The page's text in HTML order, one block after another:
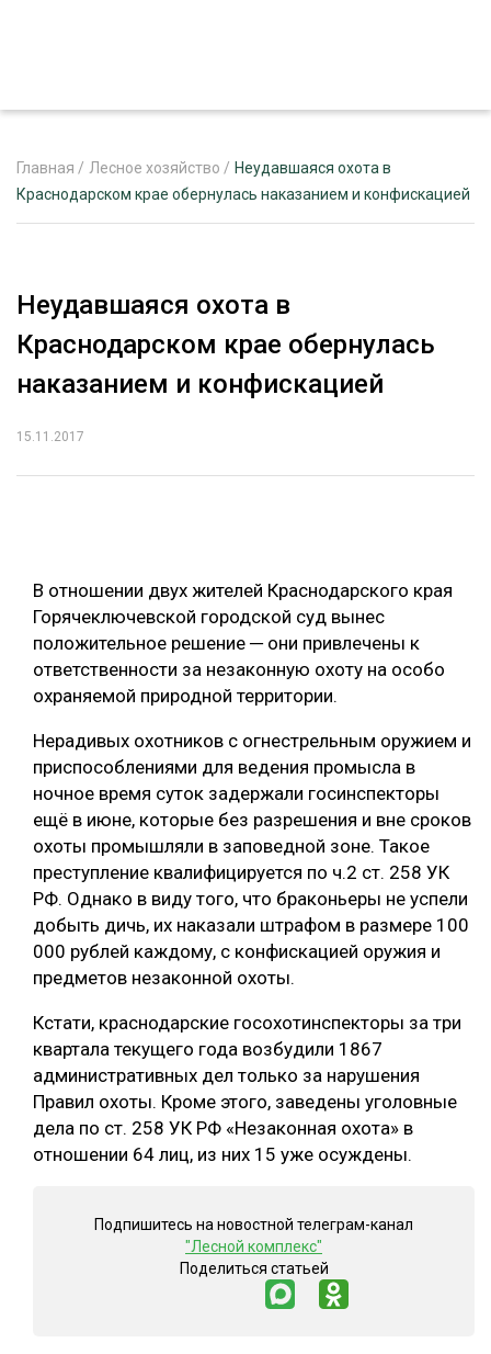
РЕКЛАМОДАТЕЛЯМ
ЛЕСНОЕ ХОЗЯЙСТВО
ЛЕСОЗАГОТОВКА
БИОЭНЕРГЕТИКА
ЛЕСОВОССТАНОВЛЕНИЕ И ЗАЩИТА
ЛОГИСТИКА
КОМПЛЕКСНАЯ ПЕРЕРАБОТКА
ЛЕСОПИЛЕНИЕ
ДЕРЕВЯННОЕ ДОМОСТРОЕНИЕ
БЕЗОПАСНОЕ ПРОИЗВОДСТВО
СОРТИРОВКА ДРЕВЕСИНЫ
СУШКА ДРЕВЕСИНЫ
МЕБЕЛЬНОЕ ПРОИЗВОДСТВО
ПОДБОРКИ СТАТЕЙ
Главная / Лесное хозяйство / Неудавшаяся охота в
Краснодарском крае обернулась наказанием и конфискацией
Неудавшаяся охота в
Краснодарском крае обернулась
наказанием и конфискацией
15.11.2017
В отношении двух жителей Краснодарского края
Горячеключевской городской суд вынес
положительное решение ─ они привлечены к
ответственности за незаконную охоту на особо
охраняемой природной территории.
Нерадивых охотников с огнестрельным оружием и
приспособлениями для ведения промысла в
ночное время суток задержали госинспекторы
ещё в июне, которые без разрешения и вне сроков
охоты промышляли в заповедной зоне. Такое
преступление квалифицируется по ч.2 ст. 258 УК
РФ. Однако в виду того, что браконьеры не успели
добыть дичь, их наказали штрафом в размере 100
000 рублей каждому, с конфискацией оружия и
предметов незаконной охоты.
Кстати, краснодарские госохотинспекторы за три
квартала текущего года возбудили 1867
административных дел только за нарушения
Правил охоты. Кроме этого, заведены уголовные
дела по ст. 258 УК РФ «Незаконная охота» в
отношении 64 лиц, из них 15 уже осуждены.
Подпишитесь на новостной телеграм-канал
"Лесной комплекс"
Поделиться статьей